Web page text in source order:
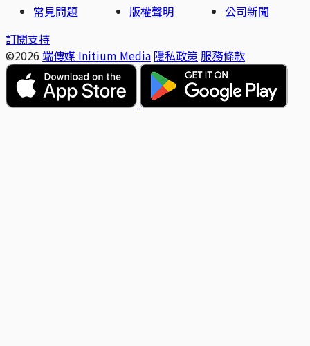
常見問題
版權聲明
公司新聞
訂閱支持
©2026 端傳媒 Initium Media 隱私政策 服務條款